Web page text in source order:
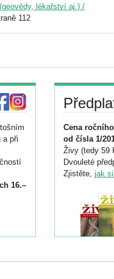
lékařství aj.) /
112
a při
16.–
Cena
od čísla 1/
Živy (tedy 59
Dvouleté
Zjistěte, jak